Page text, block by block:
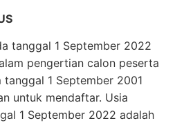
tanggal 1 September 2022
pengertian calon peserta
1 September 2001
untuk mendaftar. Usia
1 September 2022 adalah